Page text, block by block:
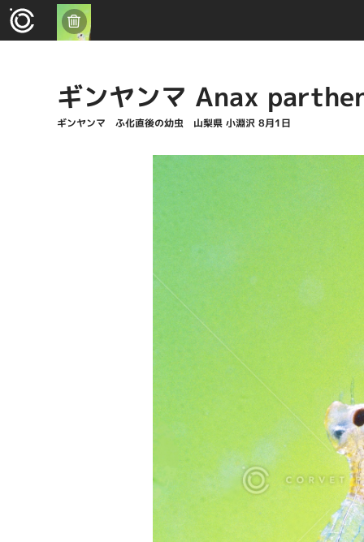
ギンヤンマ Anax
ギンヤンマ ふ化直後の幼虫 山梨県 小淵沢 8月1日